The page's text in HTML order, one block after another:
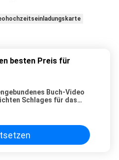
besten Preis für
Buch-Video
Schlages für das